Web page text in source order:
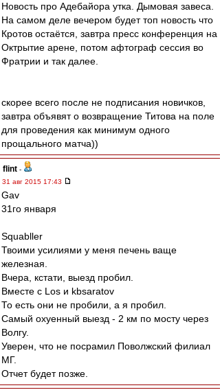
Новость про Адебайора утка. Дымовая завеса.
На самом деле вечером будет топ новость что
Кротов остаётся, завтра пресс конференция на
Октрытие арене, потом афтограф сессия во
Фратрии и так далее.
скорее всего после не подписания новичков,
завтра объявят о возвращение Титова на поле
для проведения как минимум одного
прощального матча))
flint -
31 авг 2015 17:43
Gav
31го января
Squabller
Твоими усилиями у меня печень ваще
железная.
Вчера, кстати, выезд пробил.
Вместе с Los и kbsaratov
То есть они не пробили, а я пробил.
Самый охуенный выезд - 2 км по мосту через
Волгу.
Уверен, что не посрамил Поволжский филиал
МГ.
Отчет будет позже.